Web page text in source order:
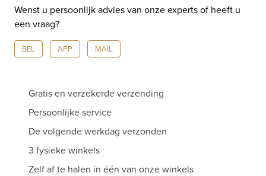
aantal
Wenst u persoonlijk advies van onze experts of heeft u
een vraag?
BEL APP MAIL
Gratis en verzekerde verzending
Persoonlijke service
De volgende werkdag verzonden
3 fysieke winkels
Zelf af te halen in één van onze winkels